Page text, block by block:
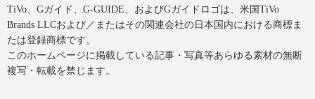
TiVo、Gガイド、G-GUIDE、およびGガイドロゴは、米国TiVo
Brands LLCおよび／またはその関連会社の日本国内における商標ま
たは登録商標です。
このホームページに掲載している記事・写真等あらゆる素材の無断
複写・転載を禁じます。